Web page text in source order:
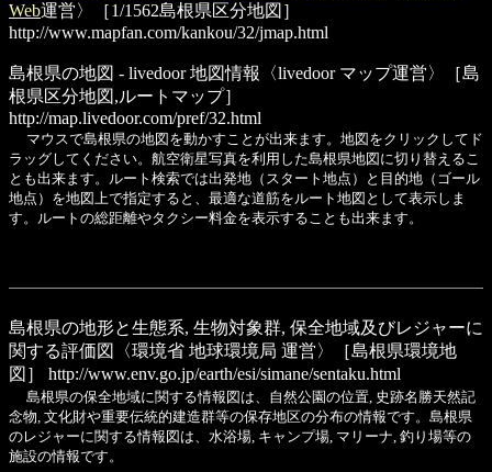
Web運営〉［1/1562島根県区分地図］
http://www.mapfan.com/kankou/32/jmap.html
島根県の地図 - livedoor 地図情報
〈livedoor マップ運営〉［島
根県区分地図,ルートマップ］
http://map.livedoor.com/pref/32.html
マウスで島根県の地図を動かすことが出来ます。地図をクリックしてド
ラッグしてください。航空衛星写真を利用した島根県地図に切り替えるこ
とも出来ます。ルート検索では出発地（スタート地点）と目的地（ゴール
地点）を地図上で指定すると、最適な道筋をルート地図として表示しま
す。ルートの総距離やタクシー料金を表示することも出来ます。
島根県の地形と生態系, 生物対象群, 保全地域及びレジャーに
関する評価図
〈環境省 地球環境局 運営〉［島根県環境地
図］
http://www.env.go.jp/earth/esi/simane/sentaku.html
島根県の保全地域に関する情報図は、自然公園の位置, 史跡名勝天然記
念物, 文化財や重要伝統的建造群等の保存地区の分布の情報です。島根県
のレジャーに関する情報図は、水浴場, キャンプ場, マリーナ, 釣り場等の
施設の情報です。